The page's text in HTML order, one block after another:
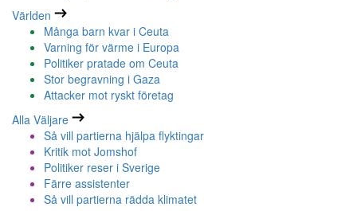
Världen
Många barn kvar i Ceuta
Varning för värme i Europa
Politiker pratade om Ceuta
Stor begravning i Gaza
Attacker mot ryskt företag
Alla Väljare
Så vill partierna hjälpa flyktingar
Kritik mot Jomshof
Politiker reser i Sverige
Färre assistenter
Så vill partierna rädda klimatet